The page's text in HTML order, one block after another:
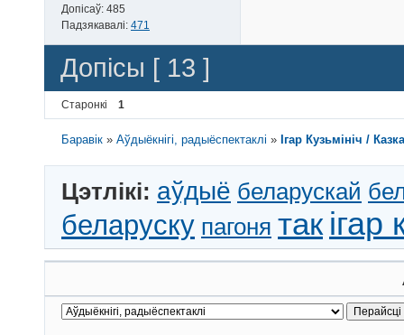
Допісаў: 485
Падзякавалі: 471
Допісы [ 13 ]
Старонкі 1
Баравік »Аўдыёкнігі, радыёспектаклі » Ігар Кузьмініч /
Цэтлікі: аўдыё беларускай
беларуску пагоня так ігар